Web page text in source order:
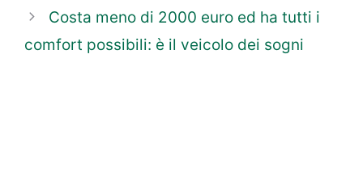
Costa meno di 2000 euro ed ha tutti i
comfort possibili: è il veicolo dei sogni